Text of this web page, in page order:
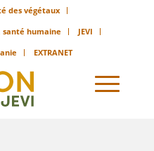
des végétaux
santé humaine
JEVI
EXTRANET